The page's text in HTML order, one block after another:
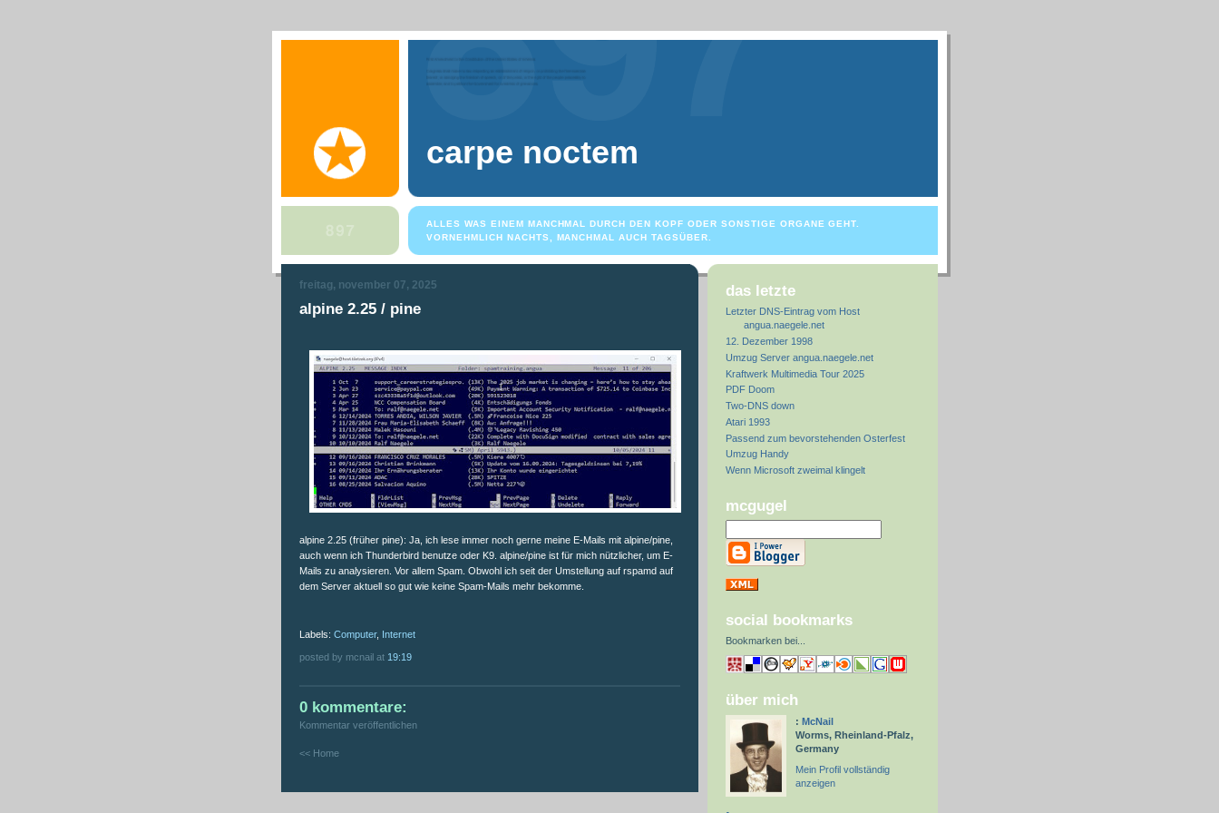
carpe noctem
ALLES WAS EINEM MANCHMAL DURCH DEN KOPF ODER SONSTIGE ORGANE GEHT.
VORNEHMLICH NACHTS, MANCHMAL AUCH TAGSÜBER.
freitag, november 07, 2025
alpine 2.25 / pine
alpine 2.25 (früher pine): Ja, ich lese immer noch gerne meine E-Mails mit alpine/pine,
auch wenn ich Thunderbird benutze oder K9. alpine/pine ist für mich nützlicher, um E-
Mails zu analysieren. Vor allem Spam. Obwohl ich seit der Umstellung auf rspamd auf
dem Server aktuell so gut wie keine Spam-Mails mehr bekomme.
Labels: Computer, Internet
posted by mcnail at 19:19
0 kommentare:
Kommentar veröffentlichen
<< Home
das letzte
Letzter DNS-Eintrag vom Host
angua.naegele.net
12. Dezember 1998
Umzug Server angua.naegele.net
Kraftwerk Multimedia Tour 2025
PDF Doom
Two-DNS down
Atari 1993
Passend zum bevorstehenden Osterfest
Umzug Handy
Wenn Microsoft zweimal klingelt
mcgugel
social bookmarks
Bookmarken bei
über mich
: McNail
Worms, Rheinland-Pfalz,
Germany
Mein Profil vollständig
anzeigen